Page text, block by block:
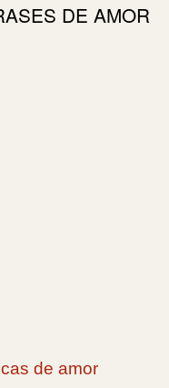
DE AMOR
de amor